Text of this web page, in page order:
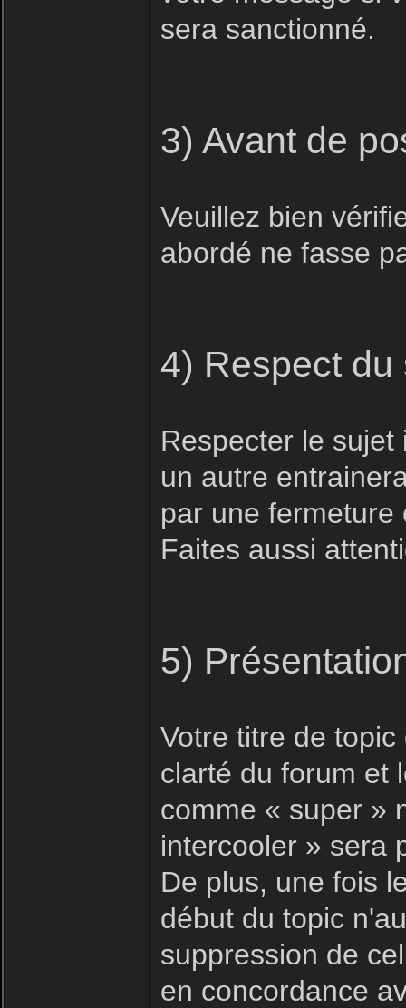
sera sanctionné.
3) Avant de
Veuillez bien
abordé ne fasse
4) Respect
Respecter le sujet
un autre
par une
Faites aussi
5)
Votre titre de
clarté du forum et
comme « super »
intercooler » sera
De plus, une fois
début du topic
suppression de
en concordance